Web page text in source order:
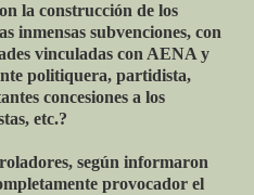
la construcción de los
inmensas subvenciones, con
vinculadas con AENA y
politiquera, partidista,
concesiones a los
etc.?
según informaron
provocador el